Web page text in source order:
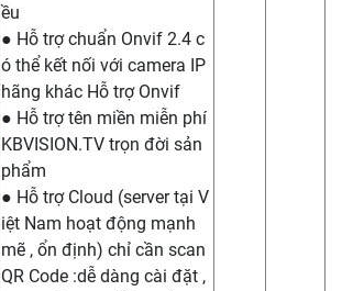
ều
● Hỗ trợ chuẩn Onvif 2.4 c
ó thể kết nối với camera IP
hãng khác Hỗ trợ Onvif
● Hỗ trợ tên miền miễn phí
KBVISION.TV trọn đời sản
phẩm
● Hỗ trợ Cloud (server tại V
iệt Nam hoạt động mạnh
mẽ , ổn định) chỉ cần scan
QR Code :dễ dàng cài đặt ,